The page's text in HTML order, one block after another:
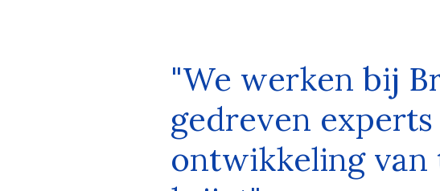
"We werken bij
gedreven
ontwikkeling van